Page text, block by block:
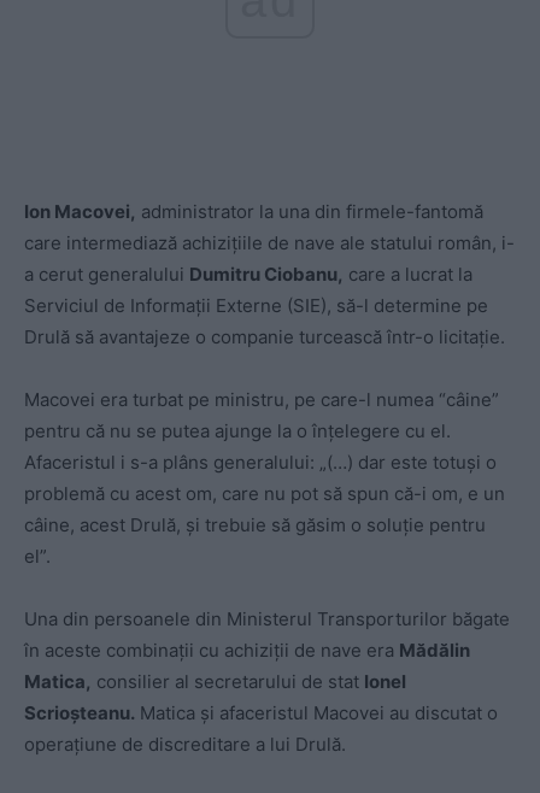
Ion Macovei, administrator la una din firmele-fantomă
care intermediază achizițiile de nave ale statului român, i-
a cerut generalului Dumitru Ciobanu, care a lucrat la
Serviciul de Informații Externe (SIE), să-l determine pe
Drulă să avantajeze o companie turcească într-o licitație.
Macovei era turbat pe ministru, pe care-l numea “câine”
pentru că nu se putea ajunge la o înțelegere cu el.
Afaceristul i s-a plâns generalului: „(…) dar este totuși o
problemă cu acest om, care nu pot să spun că-i om, e un
câine, acest Drulă, și trebuie să găsim o soluție pentru
el”.
Una din persoanele din Ministerul Transporturilor băgate
în aceste combinații cu achiziții de nave era Mădălin
Matica, consilier al secretarului de stat Ionel
Scrioșteanu. Matica și afaceristul Macovei au discutat o
operațiune de discreditare a lui Drulă.